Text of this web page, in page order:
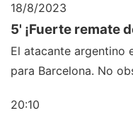
18/8/2023
5' ¡Fuerte remate
El atacante argentino
para Barcelona. No
20:10